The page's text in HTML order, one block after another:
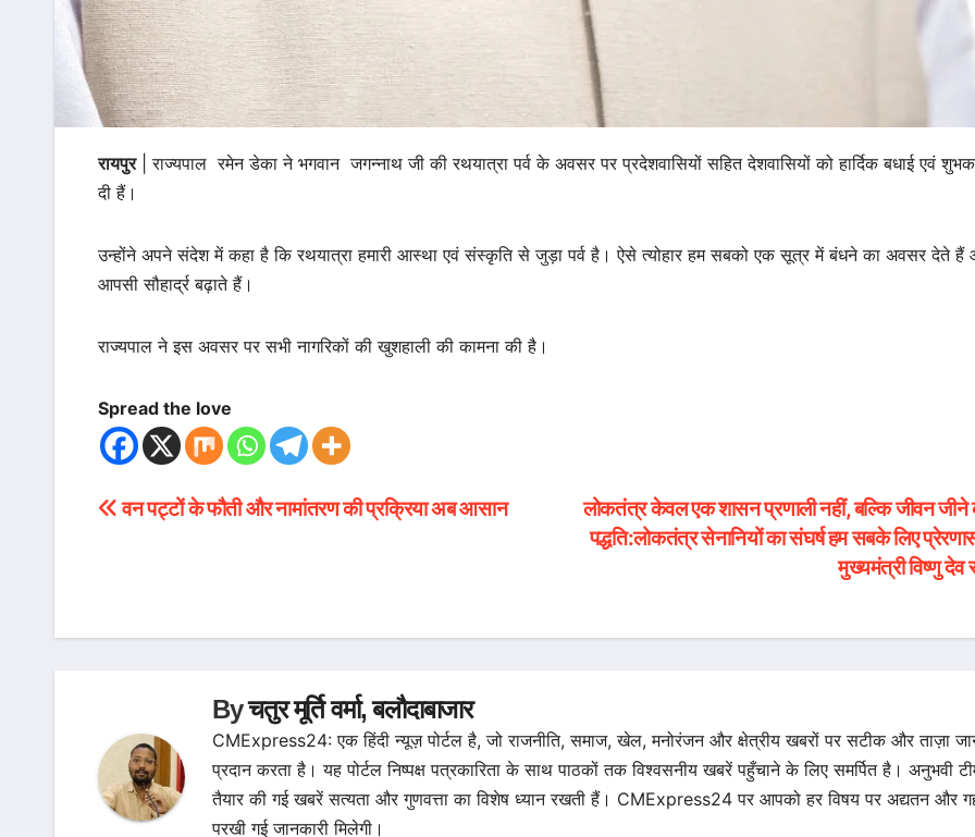
रायपुर| राज्यपाल रमेन डेका ने भगवान जगन्नाथ जी की रथयात्रा पर्व के अवसर पर प्रदेशवासियों सहित देशवासियों को हार्दिक बधाई एवं
दी हैं।
उन्होंने अपने संदेश में कहा है कि रथयात्रा हमारी आस्था एवं संस्कृति से जुड़ा पर्व है। ऐसे त्योहार हम सबको एक सूत्र में बंधने का अवसर देते हैं
आपसी सौहार्द्र बढ़ाते हैं।
राज्यपाल ने इस अवसर पर सभी नागरिकों की खुशहाली की कामना की है।
Spread the love
Post
लोकतंत्र केवल एक शासन प्रणाली नहीं, बल्कि जीवन जीने
पद्धति:लोकतंत्र सेनानियों का संघर्ष हम सबके लिए
मुख्यमंत्री विष्णु देव
वन पट्टों के फौती और नामांतरण की प्रक्रिया अब आसान
Byचतुर मूर्ति वर्मा, बलौदाबाजार
CMExpress24: एक हिंदी न्यूज़ पोर्टल है, जो राजनीति, समाज, खेल, मनोरंजन और क्षेत्रीय खबरों पर सटीक और ताज़ा
प्रदान करता है। यह पोर्टल निष्पक्ष पत्रकारिता के साथ पाठकों तक विश्वसनीय खबरें पहुँचाने के लिए समर्पित है। अनुभवी टीम
तैयार की गई खबरें सत्यता और गुणवत्ता का विशेष ध्यान रखती हैं। CMExpress24 पर आपको हर विषय पर अद्यतन और
परखी गई जानकारी मिलेगी।